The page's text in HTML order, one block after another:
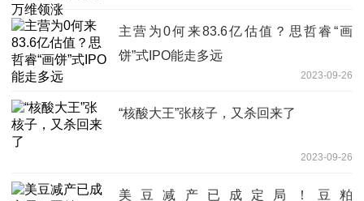
主营为0何来83.6亿估值？思哲睿“画
饼”式IPO能走多远
2023-09-26
“核酸大王”张核子，又杀回来了
2023-09-26
美豆减产已成定局！豆粕